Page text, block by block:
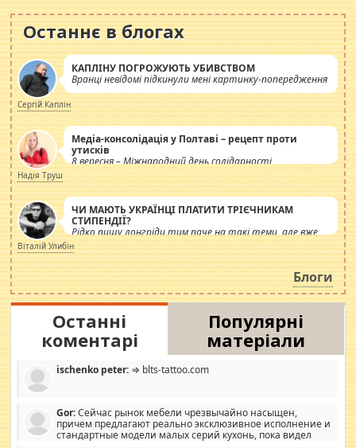
Останнє в блогах
КАПЛІНУ ПОГРОЖУЮТЬ УБИВСТВОМ
Вранці невідомі підкинули мені картинку-попередження
Сергій Каплін
Медіа-консолідація у Полтаві – рецепт проти
утисків
8 вересня – Міжнародний день солідарності
журналістів.
Надія Труш
ЧИ МАЮТЬ УКРАЇНЦІ ПЛАТИТИ ТРІЄЧНИКАМ
СТИПЕНДІЇ?
Рідко пишу лонгріди тим паче на такі теми, але вже
просто дістало! Обурюють сьогоднішні інсенуації
навколо стипендіального питання. Штучно
роздувається ще одна соціальна катастрофа.
Віталій Улибін
Блоги
Останні
коментарі
Популярні
матеріали
ischenko peter: ⇒ blts-tattoo.com
Gor:Сейчас рынок мебели чрезвычайно насыщен,
причем предлагают реально эксклюзивное исполнение и
стандартные модели малых серий кухонь, пока видел